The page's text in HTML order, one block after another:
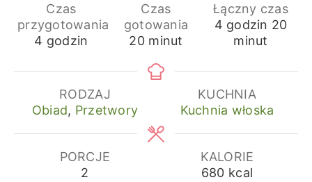
Czas
przygotowania
4 godziny
godzin
Czas
gotowania
20minuty
minut
Łączny czas
4godziny
godzin 20
minut
RODZAJ
Obiad, Przetwory
KUCHNIA
Kuchnia włoska
PORCJE
2
KALORIE
680 kcal